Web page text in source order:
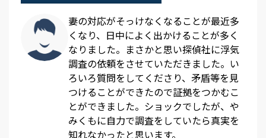
妻の対応がそっけなくなることが最近多
くなり、日中によく出かけることが多く
なりました。まさかと思い探偵社に浮気
調査の依頼をさせていただきました。い
ろいろ質問をしてくださり、矛盾等を見
つけることができたので証拠をつかむこ
とができました。ショックでしたが、や
みくもに自力で調査をしていたら真実を
知れなかったと思います。